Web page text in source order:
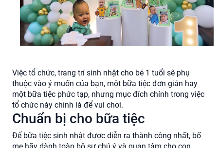
Việc tổ chức, trang trí sinh nhật cho bé 1 tuổi sẽ phụ
thuộc vào ý muốn của bạn, một bữa tiệc đơn giản hay
một bữa tiệc phức tạp, nhưng mục đích chính trong việc
tổ chức này chính là để vui chơi.
Chuẩn bị cho bữa tiệc
Để bữa tiệc sinh nhật được diễn ra thành công nhất, bố